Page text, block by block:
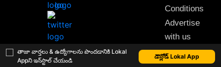
తాజా వార్తలు & ఉద్యోగాలను పొందడానికి Lokal
Appని ఇన్‌స్టాల్ చేయండి
డౌన్లోడ్ Lokal App
Conditions
Advertise
with us
Sitemap
This material may not be published, transmitted, rewritten or redistributed. © 2020 Lokal App. All rights reserved.